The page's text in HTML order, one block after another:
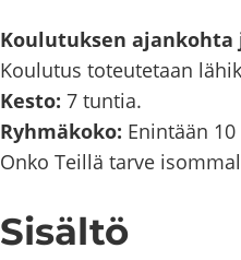
Kou­lu­tuk­sen
Kou­lu­tus to­teu­te­taan
Kesto: 7 tun­tia.
Ryh­mä­ko­ko: Enin­tään
Onko Teil­lä tarve
Si­säl­tö